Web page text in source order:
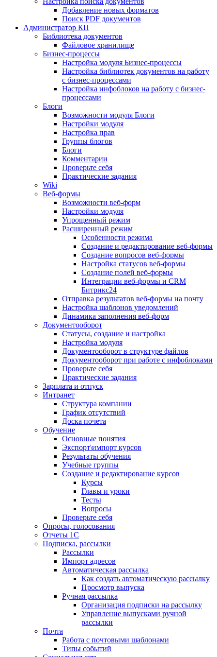
Добавление новых форматов
Поиск PDF документов
Администратор КП
Библиотека документов
Файловое хранилище
Бизнес-процессы
Настройка модуля Бизнес-процессы
Настройка библиотек документов на работу
с бизнес-процессами
Настройка инфоблоков на работу с бизнес-
процессами
Блоги
Возможности модуля Блоги
Настройки модуля
Настройка прав
Группы блогов
Блоги
Комментарии
Проверьте себя
Практические задания
Wiki
Веб-формы
Возможности веб-форм
Настройки модуля
Упрощенный режим
Расширенный режим
Особенности режима
Создание и редактирование веб-формы
Создание вопросов веб-формы
Настройка статусов веб-формы
Создание полей веб-формы
Интеграции веб-формы и CRM
Битрикс24
Отправка результатов веб-формы на почту
Настройка шаблонов уведомлений
Динамика заполнения веб-форм
Документооборот
Статусы, создание и настройка
Настройка модуля
Документооборот в структуре файлов
Документооборот при работе с инфоблоками
Проверьте себя
Практические задания
Зарплата и отпуск
Интранет
Структура компании
График отсутствий
Доска почета
Обучение
Основные понятия
Экспорт\импорт курсов
Результаты обучения
Учебные группы
Создание и редактирование курсов
Курсы
Главы и уроки
Тесты
Вопросы
Проверьте себя
Опросы, голосования
Отчеты 1С
Подписка, рассылки
Рассылки
Импорт адресов
Автоматическая рассылка
Как создать автоматическую рассылку
Просмотр выпуска
Ручная рассылка
Организация подписки на рассылку
Управление выпусками ручной
рассылки
Почта
Работа с почтовыми шаблонами
Типы событий